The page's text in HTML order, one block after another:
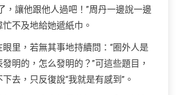
，讓他跟他人過吧！”周丹一邊說一邊
不及地給她遞紙巾。
眼里，若無其事地持續問：“圈外人是
明的，怎么發明的？”可這些題目，
去，只反復說“我就是有感到”。